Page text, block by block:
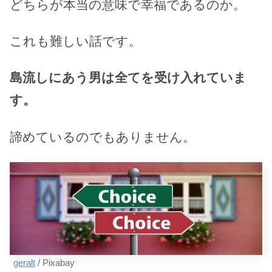
どちらが本当の意味で幸福であるのか。
これも難しい話です。
島流しにあう男は全てを受け入れていま
す。
諦めているのでもありません。
geralt / Pixabay